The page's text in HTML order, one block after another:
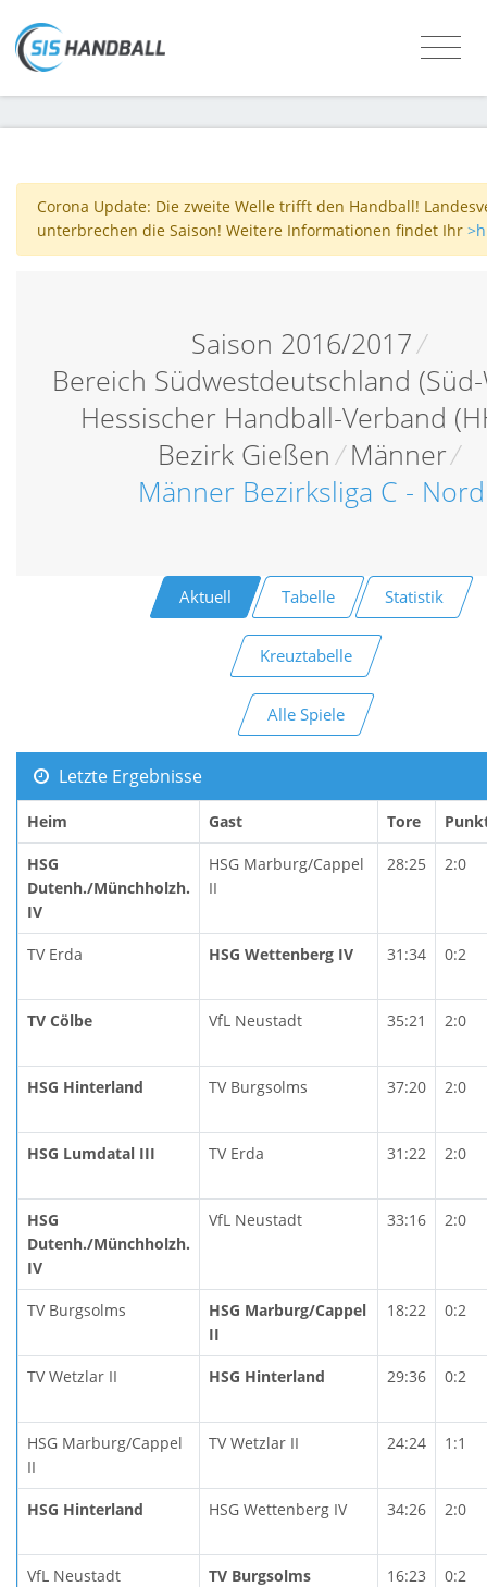
Corona Update: Die zweite Welle trifft den Handball!
unterbrechen die Saison! Weitere Informationen findet Ihr
Saison 2016/2017/
Bereich Südwestdeutschland
Hessischer Handball-Verband
Bezirk Gießen/ Männer/
Männer Bezirksliga C - Nord
Aktuell Tabelle Statistik
Kreuztabelle
Alle Spiele
Letzte Ergebnisse
Heim Gast Tore
HSG
Dutenh./Münchholzh.
IV
HSG Marburg/Cappel
II
28:25 2:0
TV Erda HSG Wettenberg IV 31:34 0:2
TV Cölbe VfL Neustadt 35:21 2:0
HSG Hinterland TV Burgsolms 37:20 2:0
HSG Lumdatal III TV Erda 31:22 2:0
HSG
Dutenh./Münchholzh.
IV
VfL Neustadt 33:16 2:0
TV Burgsolms
HSG Marburg/Cappel
II
18:22 0:2
TV Wetzlar II HSG Hinterland 29:36 0:2
HSG Marburg/Cappel
II
TV Wetzlar II 24:24 1:1
HSG Hinterland HSG Wettenberg IV 34:26 2:0
VfL Neustadt TV Burgsolms 16:23 0:2